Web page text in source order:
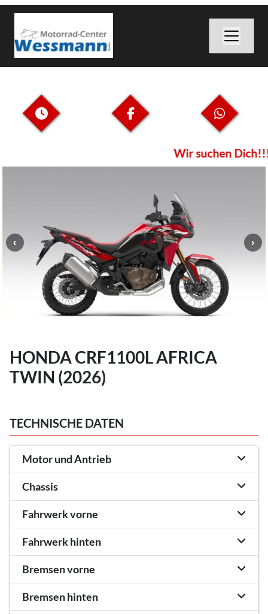
Wir suchen
HONDA CRF1100L AFRICA
TWIN (2026)
TECHNISCHE DATEN
Motor und Antrieb
Chassis
Fahrwerk vorne
Fahrwerk hinten
Bremsen vorne
Bremsen hinten